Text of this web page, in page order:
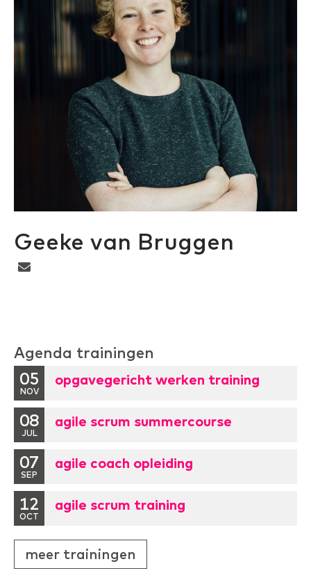
Geeke van Bruggen
Agenda trainingen
05
NOV
opgavegericht werken training
08
JUL
agile scrum summercourse
07
SEP
agile coach opleiding
12
OCT
agile scrum training
meer trainingen